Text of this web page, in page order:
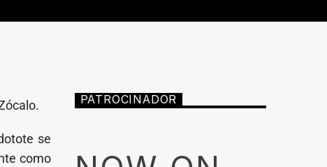
se
como
PATROCINADOR